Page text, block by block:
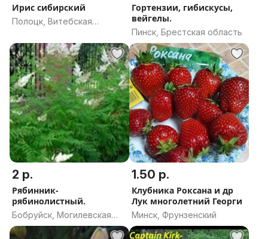
Ирис сибирский
Полоцк, Витебская
Гортензии, гибискусы,
вейгелы.
Пинск, Брестская область
2 р.
Рябинник-
рябинолистный.
Бобруйск, Могилевская
область
1.50 р.
Клубника Роксана и др
Лук многолетний Георги
Минск, Фрунзенский